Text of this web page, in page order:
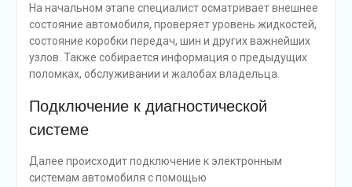
На начальном этапе специалист осматривает внешнее
состояние автомобиля, проверяет уровень жидкостей,
состояние коробки передач, шин и других важнейших
узлов. Также собирается информация о предыдущих
поломках, обслуживании и жалобах владельца.
Подключение к диагностической
системе
Далее происходит подключение к электронным
системам автомобиля с помощью